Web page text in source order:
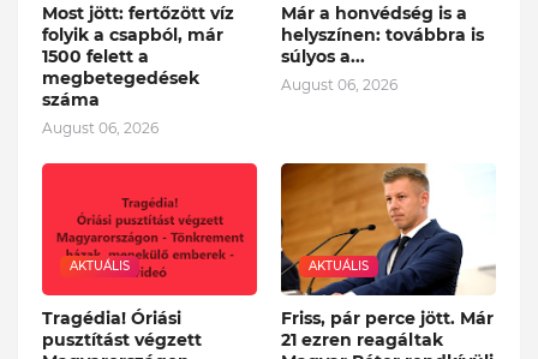
Most jött: fertőzött víz
folyik a csapból, már
1500 felett a
megbetegedések
száma
August 06, 2026
Már a honvédség is a
helyszínen: továbbra is
súlyos a...
August 06, 2026
AKTUÁLIS
Tragédia! Óriási
pusztítást végzett
AKTUÁLIS
Friss, pár perce jött. Már
21 ezren reagáltak